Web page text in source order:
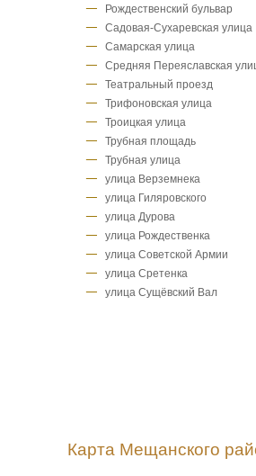
Рождественский бульвар
Садовая-Сухаревская улица
Самарская улица
Средняя Переяславская
Театральный проезд
Трифоновская улица
Троицкая улица
Трубная площадь
Трубная улица
улица Верземнека
улица Гиляровского
улица Дурова
улица Рождественка
улица Советской Армии
улица Сретенка
улица Сущёвский Вал
Карта Мещанского